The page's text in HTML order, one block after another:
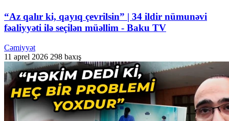
“Az qalır ki, qayıq çevrilsin” | 34 ildir nümunəvi
fəaliyyəti ilə seçilən müəllim - Baku TV
Cəmiyyət
11 aprel 2026 298 baxış